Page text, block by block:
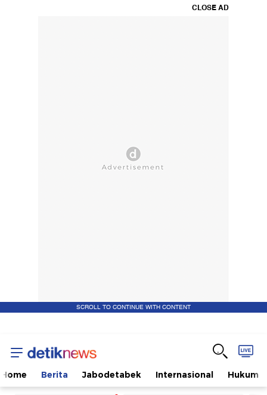
CLOSE AD
SCROLL TO CONTINUE WITH CONTENT
Home Berita Jabodetabek Internasional Hukum